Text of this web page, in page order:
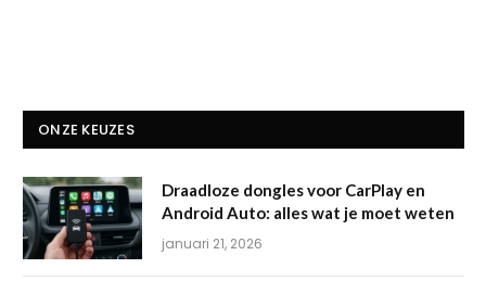
ONZE KEUZES
Draadloze dongles voor CarPlay en
Android Auto: alles wat je moet weten
januari 21, 2026